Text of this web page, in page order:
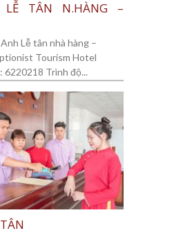
LỄ TÂN N.HÀNG –
Lễ tân nhà hàng –
Tourism Hotel
6220218 Trình độ...